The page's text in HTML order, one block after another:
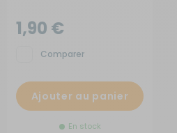
1,90 €
Comparer
Ajouter au panier
En stock